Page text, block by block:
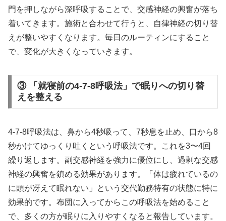
門を押しながら深呼吸することで、交感神経の興奮が落ち
着いてきます。施術と合わせて行うと、自律神経の切り替
えが整いやすくなります。毎日のルーティンにすること
で、変化が大きくなっていきます。
③ 「就寝前の4-7-8呼吸法」で眠りへの切り替
えを整える
4-7-8呼吸法は、鼻から4秒吸って、7秒息を止め、口から8
秒かけてゆっくり吐くという呼吸法です。これを3〜4回
繰り返します。副交感神経を強力に優位にし、過剰な交感
神経の興奮を鎮める効果があります。「体は疲れているの
に頭が冴えて眠れない」という交代勤務特有の状態に特に
効果的です。布団に入ってからこの呼吸法を始めること
で、多くの方が眠りに入りやすくなると報告しています。